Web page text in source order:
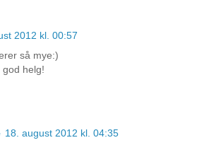
2012 kl. 00:57
så mye:)
helg!
18. august 2012 kl. 04:35